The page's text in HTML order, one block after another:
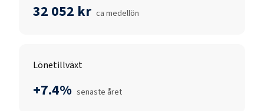
32 052 kr ca medellön
Lönetillväxt
+7.4% senaste året